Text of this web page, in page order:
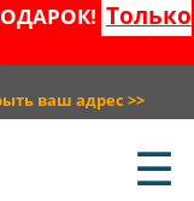
Только
ваш адрес >>
☰